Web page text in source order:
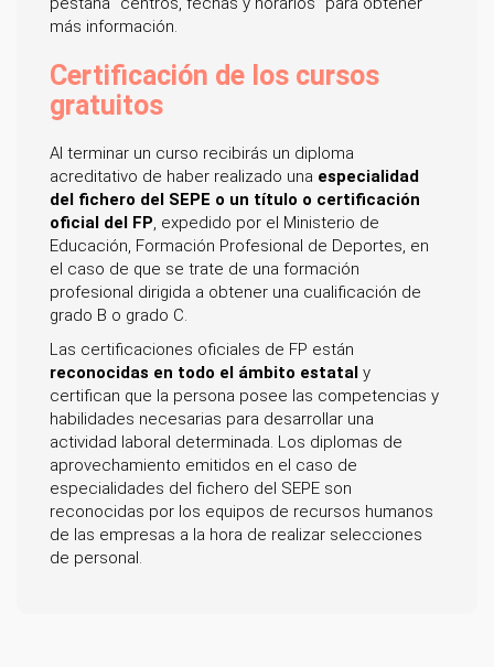
más información.
Certificación de los cursos
gratuitos
Al terminar un curso recibirás un diploma
acreditativo de haber realizado una especialidad
del fichero del SEPE o un título o certificación
oficial del FP, expedido por el Ministerio de
Educación, Formación Profesional de Deportes, en
el caso de que se trate de una formación
profesional dirigida a obtener una cualificación de
grado B o grado C.
Las certificaciones oficiales de FP están
reconocidas en todo el ámbito estatal y
certifican que la persona posee las competencias y
habilidades necesarias para desarrollar una
actividad laboral determinada. Los diplomas de
aprovechamiento emitidos en el caso de
especialidades del fichero del SEPE son
reconocidas por los equipos de recursos humanos
de las empresas a la hora de realizar selecciones
de personal.